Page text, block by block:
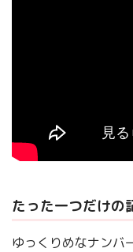
たった一つだけの
ゆっくりめなナンバ